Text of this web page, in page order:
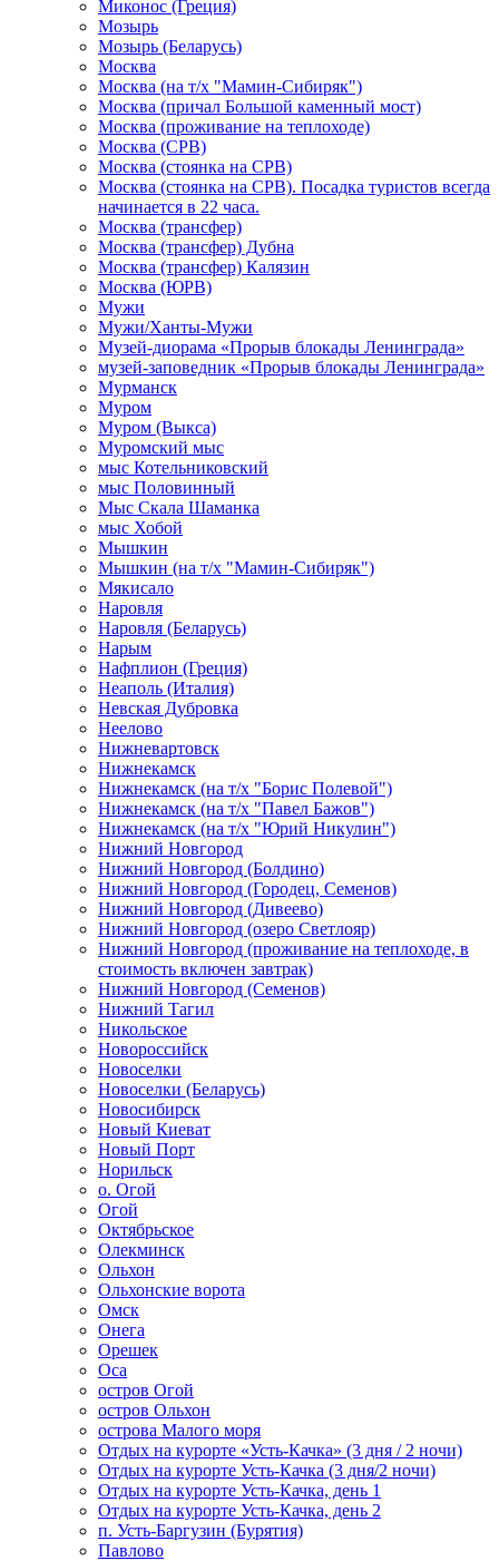
Миконос (Греция)
Мозырь
Мозырь (Беларусь)
Москва
Москва (на т/х "Мамин-Сибиряк")
Москва (причал Большой каменный мост)
Москва (проживание на теплоходе)
Москва (СРВ)
Москва (стоянка на СРВ)
Москва (стоянка на СРВ). Посадка туристов всегда
начинается в 22 часа.
Москва (трансфер)
Москва (трансфер) Дубна
Москва (трансфер) Калязин
Москва (ЮРВ)
Мужи
Мужи/Ханты-Мужи
Музей-диорама «Прорыв блокады Ленинграда»
музей-заповедник «Прорыв блокады Ленинграда»
Мурманск
Муром
Муром (Выкса)
Муромский мыс
мыс Котельниковский
мыс Половинный
Мыс Скала Шаманка
мыс Хобой
Мышкин
Мышкин (на т/х "Мамин-Сибиряк")
Мякисало
Наровля
Наровля (Беларусь)
Нарым
Нафплион (Греция)
Неаполь (Италия)
Невская Дубровка
Неелово
Нижневартовск
Нижнекамск
Нижнекамск (на т/х "Борис Полевой")
Нижнекамск (на т/х "Павел Бажов")
Нижнекамск (на т/х "Юрий Никулин")
Нижний Новгород
Нижний Новгород (Болдино)
Нижний Новгород (Городец, Семенов)
Нижний Новгород (Дивеево)
Нижний Новгород (озеро Светлояр)
Нижний Новгород (проживание на теплоходе, в
стоимость включен завтрак)
Нижний Новгород (Семенов)
Нижний Тагил
Никольское
Новороссийск
Новоселки
Новоселки (Беларусь)
Новосибирск
Новый Киеват
Новый Порт
Норильск
о. Огой
Огой
Октябрьское
Олекминск
Ольхон
Ольхонские ворота
Омск
Онега
Орешек
Оса
остров Огой
остров Ольхон
острова Малого моря
Отдых на курорте «Усть-Качка» (3 дня / 2 ночи)
Отдых на курорте Усть-Качка (3 дня/2 ночи)
Отдых на курорте Усть-Качка, день 1
Отдых на курорте Усть-Качка, день 2
п. Усть-Баргузин (Бурятия)
Павлово